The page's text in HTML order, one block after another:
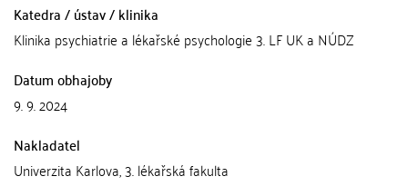
Katedra / ústav / klinika
Klinika psychiatrie a lékařské psychologie 3. LF UK a NÚDZ
Datum obhajoby
9. 9. 2024
Nakladatel
Univerzita Karlova, 3. lékařská fakulta